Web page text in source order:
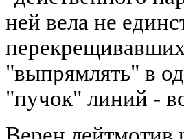
ней вела не
"выпрямлять" в
"пучок" линий -